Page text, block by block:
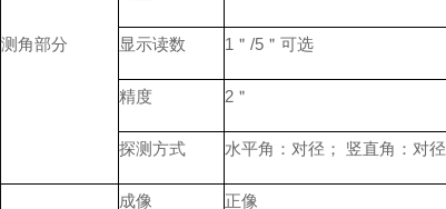
测角部分 显示读数 1＂/5＂可选
精度 2＂
探测方式 水平角：对径； 竖直角：对径
成像 正像